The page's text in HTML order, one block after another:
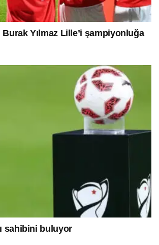
Burak Yılmaz Lille’i şampiyonluğa
sahibini buluyor